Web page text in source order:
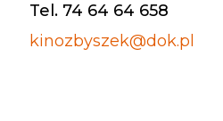
Tel. 74 64 64 658
kinozbyszek@dok.pl